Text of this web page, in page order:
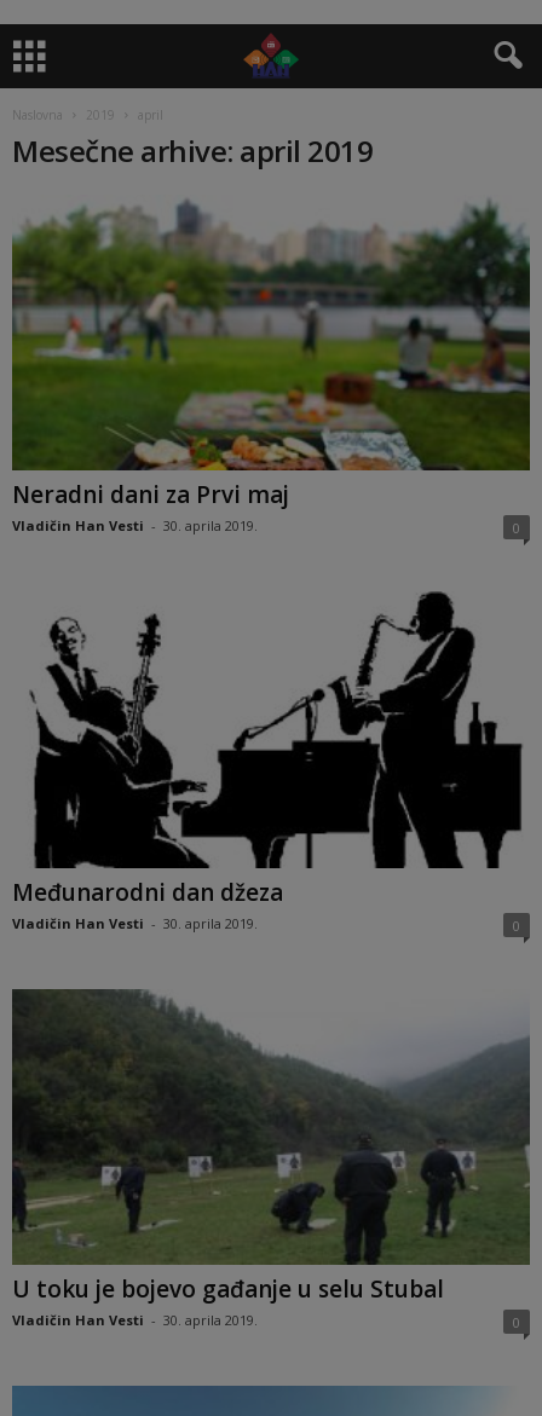
Naslovna 2019 april
Mesečne arhive: april 2019
Neradni dani za Prvi maj
Vladičin Han Vesti - 30. aprila 2019. 0
Međunarodni dan džeza
Vladičin Han Vesti - 30. aprila 2019. 0
U toku je bojevo gađanje u selu Stubal
Vladičin Han Vesti - 30. aprila 2019. 0